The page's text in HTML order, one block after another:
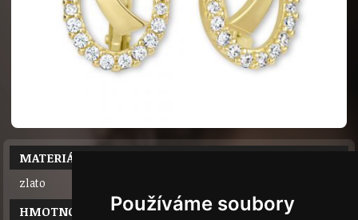
Používáme soubory
MATERIÁL
zlato
HMOTNOST